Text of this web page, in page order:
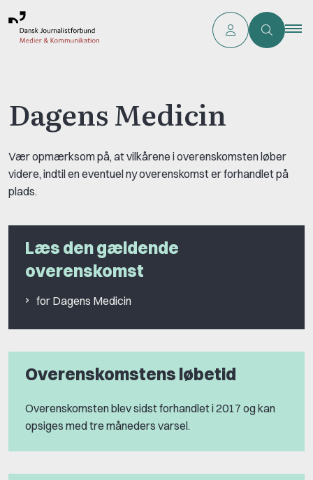
Dagens Medicin
Vær opmærksom på, at vilkårene i overenskomsten løber
videre, indtil en eventuel ny overenskomst er forhandlet på
plads.
Læs den gældende
overenskomst
for Dagens Medicin
Overenskomstens løbetid
Overenskomsten blev sidst forhandlet i 2017 og kan
opsiges med tre måneders varsel.